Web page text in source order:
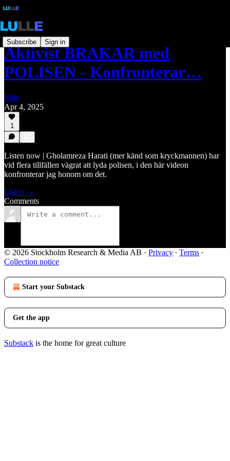
Subscribe Sign in
Aktivist BRÅKAR med
POLISEN - Konfronterar…
Mijo
Apr 4, 2025
1
Listen now | Gholamreza Harati (mer känd som kryckmannen) har
vid flera tillfällen vägrat att lyda polisen, i den här videon
konfronterar jag honom om det.
Listen →
Comments
© 2026 Stockholm Research & Media AB · Privacy ∙ Terms ∙
Collection notice
Start your Substack
Get the app
Substack is the home for great culture